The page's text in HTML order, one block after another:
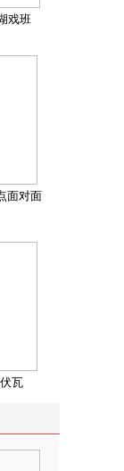
戏班
面对面
瓦